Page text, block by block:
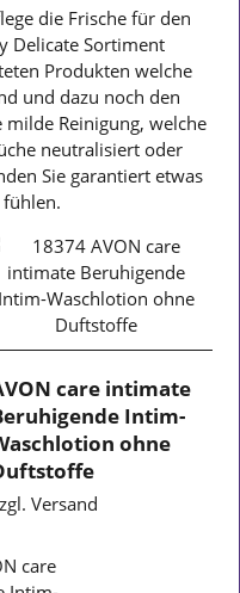
die Frische für den
Delicate Sortiment
Produkten welche
und dazu noch den
milde Reinigung, welche
neutralisiert oder
Sie garantiert etwas
care intimate
Intim-
ohne
Versand